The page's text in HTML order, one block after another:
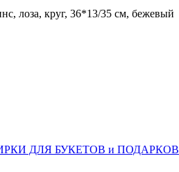
лоза, круг, 36*13/35 см, бежевый
ДЛЯ БУКЕТОВ и ПОДАРКОВ